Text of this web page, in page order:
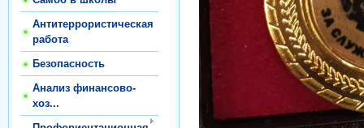
Антитеррористическая
работа
Безопасность
Анализ финансово-
хоз...